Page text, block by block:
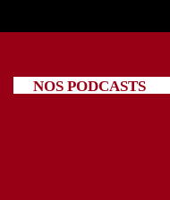
NOS PODCASTS